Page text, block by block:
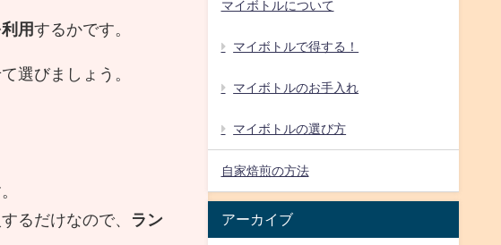
用するかです。
選びましょう。
るだけなので、
ラン
マイボトルについて
マイボトルで得する！
マイボトルのお手入れ
マイボトルの選び方
自家焙煎の方法
アーカイブ